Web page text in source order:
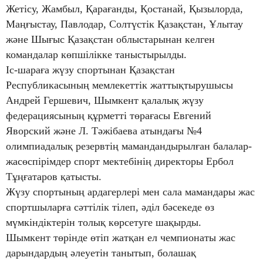
Жетісу, Жамбыл, Қарағанды, Қостанай, Қызылорда,
Маңғыстау, Павлодар, Солтүстік Қазақстан, Ұлытау
және Шығыс Қазақстан облыстарынан келген
командалар көпшілікке таныстырылды.
Іс-шараға жүзу спортынан Қазақстан
Республикасының мемлекеттік жаттықтырушысы
Андрей Гершевич, Шымкент қалалық жүзу
федерациясының құрметті төрағасы Евгений
Яворский және Л. Тәжібаева атындағы №4
олимпиадалық резервтің мамандандырылған балалар-
жасөспірімдер спорт мектебінің директоры Ербол
Тұңғатаров қатысты.
Жүзу спортының ардагерлері мен сала мамандары жас
спортшыларға сәттілік тілеп, әділ бәсекеде өз
мүмкіндіктерін толық көрсетуге шақырды.
Шымкент төрінде өтіп жатқан ел чемпионаты жас
дарындардың әлеуетін танытып, болашақ